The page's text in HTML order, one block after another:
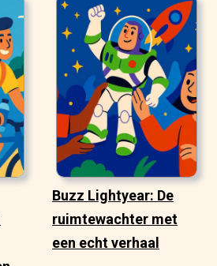
Buzz Lightyear: De
ruimtewachter met
een echt verhaal